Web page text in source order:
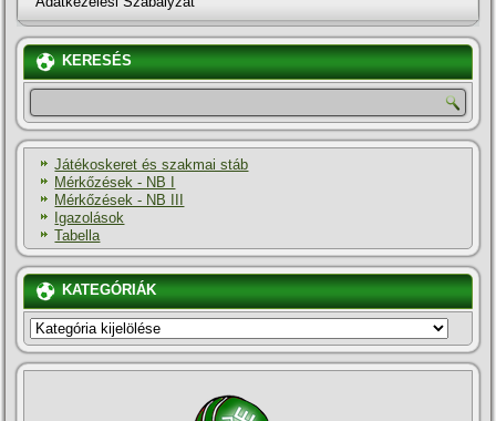
KERESÉS
Játékoskeret és szakmai stáb
Mérkőzések - NB I
Mérkőzések - NB III
Igazolások
Tabella
KATEGÓRIÁK
KATEGÓRIÁK